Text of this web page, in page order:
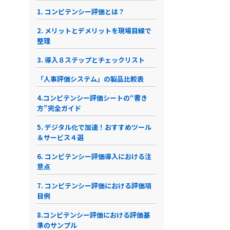
1. コンピテンシー評価とは？
2. メリットとデメリットを現場目線で
整理
3. 導入８ステップとチェックリスト
「人事評価システム」の製品比較表
4.コンピテンシー評価シートの“書き
方”完全ガイド
5. デジタル化で加速！おすすめツール
＆サービス４選
6. コンピテンシー評価導入における注
意点
7. コンピテンシー評価における評価項
目例
8.コンピテンシー評価における評価基
準のサンプル